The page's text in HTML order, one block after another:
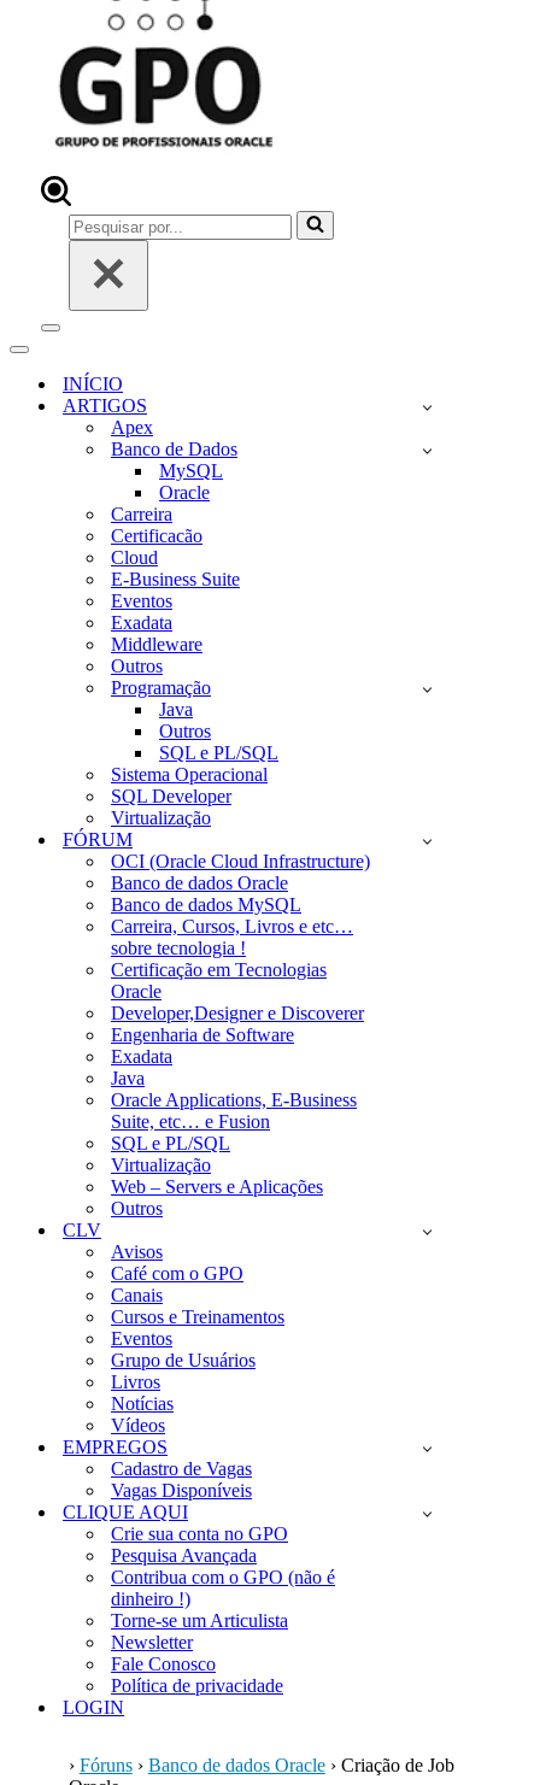
Pesquisar
por...
Menu
navegação
Menu
navegaçãoINÍCIO
ARTIGOS
Apex
Banco de Dados
MySQL
Oracle
Carreira
Certificacão
Cloud
E-Business Suite
Eventos
Exadata
Middleware
Outros
Programação
Java
Outros
SQL e PL/SQL
Sistema Operacional
SQL Developer
Virtualização
FÓRUM
OCI (Oracle Cloud Infrastructure)
Banco de dados Oracle
Banco de dados MySQL
Carreira, Cursos, Livros e etc…
sobre tecnologia !
Certificação em Tecnologias
Oracle
Developer,Designer e Discoverer
Engenharia de Software
Exadata
Java
Oracle Applications, E-Business
Suite, etc… e Fusion
SQL e PL/SQL
Virtualização
Web – Servers e Aplicações
Outros
CLV
Avisos
Café com o GPO
Canais
Cursos e Treinamentos
Eventos
Grupo de Usuários
Livros
Notícias
Vídeos
EMPREGOS
Cadastro de Vagas
Vagas Disponíveis
CLIQUE AQUI
Crie sua conta no GPO
Pesquisa Avançada
Contribua com o GPO (não é
dinheiro !)
Torne-se um Articulista
Newsletter
Fale Conosco
Política de privacidade
LOGIN
› Fóruns › Banco de dados Oracle › Criação de Job